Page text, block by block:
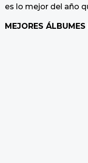
es lo mejor del año
MEJORES